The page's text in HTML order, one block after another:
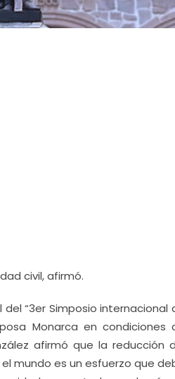
civil, afirmó.
“3er Simposio internacional
Monarca en condiciones
afirmó que la reducción
mundo es un esfuerzo que